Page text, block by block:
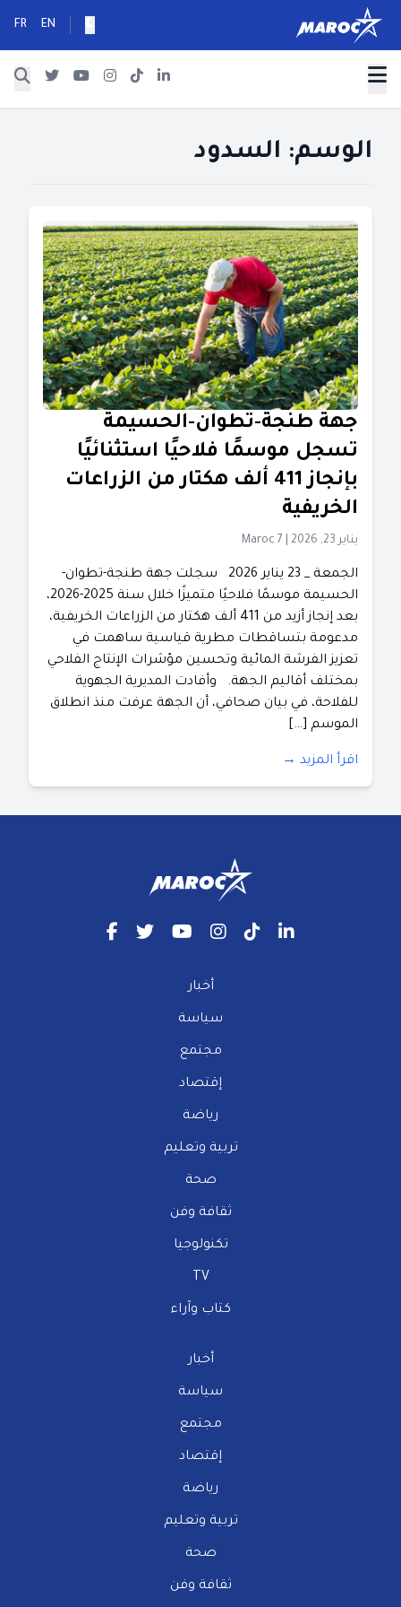
EN
FR
الوسم: السدود
جهة طنجة-تطوان-الحسيمة
تسجل موسمًا فلاحيًا استثنائيًا
بإنجاز 411 ألف هكتار من الزراعات
الخريفية
يناير 23, 2026 Maroc 7
الجمعة _ 23 يناير 2026 سجلت جهة طنجة-تطوان-
الحسيمة موسمًا فلاحيًا متميزًا خلال سنة 2025-2026،
بعد إنجاز أزيد من 411 ألف هكتار من الزراعات الخريفية،
مدعومة بتساقطات مطرية قياسية ساهمت في
تعزيز الفرشة المائية وتحسين مؤشرات الإنتاج الفلاحي
بمختلف أقاليم الجهة. وأفادت المديرية الجهوية
للفلاحة، في بيان صحافي، أن الجهة عرفت منذ انطلاق
الموسم […]
اقرأ المزيد →
أخبار
سياسة
مجتمع
إقتصاد
رياضة
تربية وتعليم
صحة
ثقافة وفن
تكنولوجيا
TV
كتاب وآراء
أخبار
سياسة
مجتمع
إقتصاد
رياضة
تربية وتعليم
صحة
ثقافة وفن